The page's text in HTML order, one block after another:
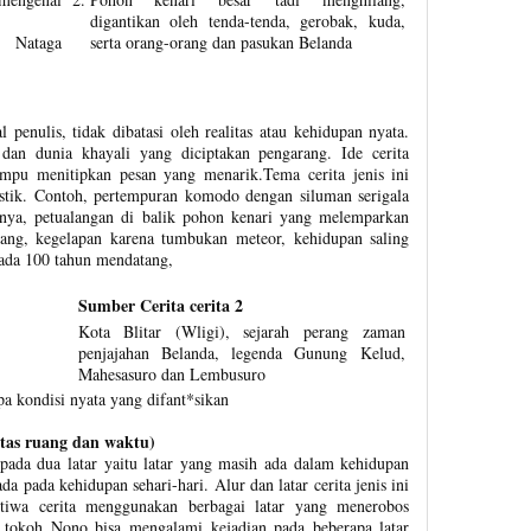
Nataga
digantikan oleh tenda-tenda, gerobak, kuda,
serta orang-orang dan pasukan Belanda
penulis, tidak dibatasi oleh realitas atau kehidupan nyata.
dunia khayali yang diciptakan pengarang. Ide cerita
menitipkan pesan yang menarik.Tema cerita jenis ini
Contoh, pertempuran komodo dengan siluman serigala
petualangan di balik pohon kenari yang melemparkan
kegelapan karena tumbukan meteor, kehidupan saling
100 tahun mendatang,
Sumber Cerita cerita 2
Kota Blitar (Wligi), sejarah perang zaman
penjajahan Belanda, legenda Gunung Kelud,
Mahesasuro dan Lembusuro
kondisi nyata yang difant*sikan
ruang dan waktu)
dua latar yaitu latar yang masih ada dalam kehidupan
pada kehidupan sehari-hari. Alur dan latar cerita jenis ini
cerita menggunakan berbagai latar yang menerobos